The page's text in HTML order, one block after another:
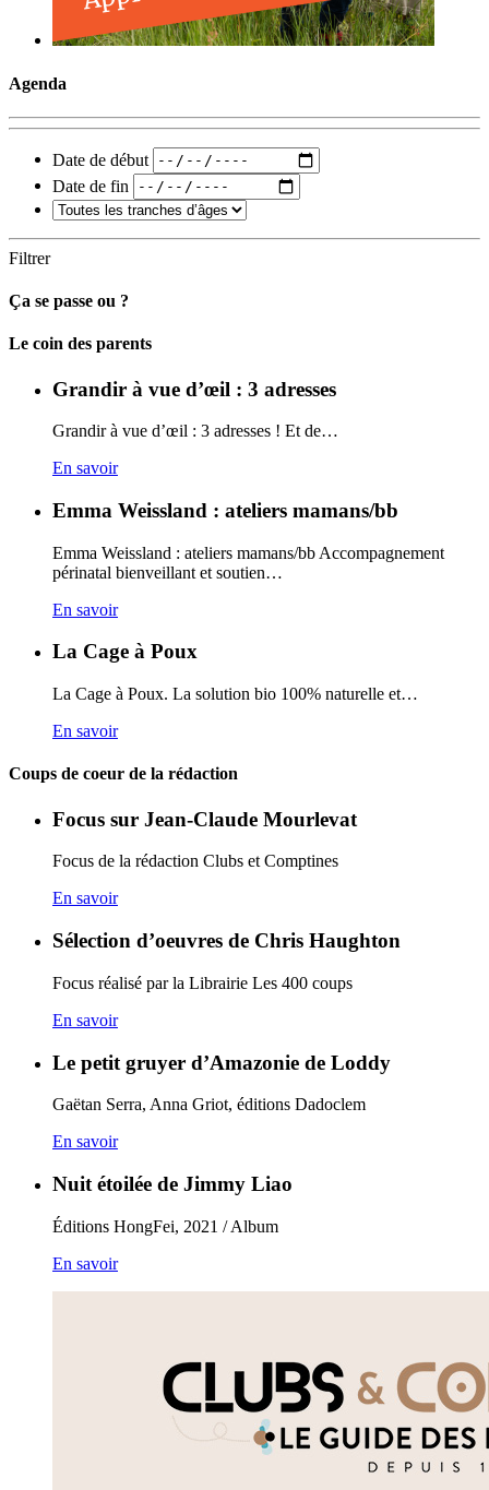
Agenda
Date de début
Date de fin
Filtrer
Ça se passe ou ?
Carto
Le coin des parents
Grandir à vue d’œil : 3 adresses
Grandir à vue d’œil : 3 adresses ! Et de…
En savoir
Emma Weissland : ateliers mamans/bb
Emma Weissland : ateliers mamans/bb Accompagnement
périnatal bienveillant et soutien…
En savoir
La Cage à Poux
La Cage à Poux. La solution bio 100% naturelle et…
En savoir
Coups de coeur de la rédaction
Focus sur Jean-Claude Mourlevat
Focus de la rédaction Clubs et Comptines
En savoir
Sélection d’oeuvres de Chris Haughton
Focus réalisé par la Librairie Les 400 coups
En savoir
Le petit gruyer d’Amazonie de Loddy
Gaëtan Serra, Anna Griot, éditions Dadoclem
En savoir
Nuit étoilée de Jimmy Liao
Éditions HongFei, 2021 / Album
En savoir